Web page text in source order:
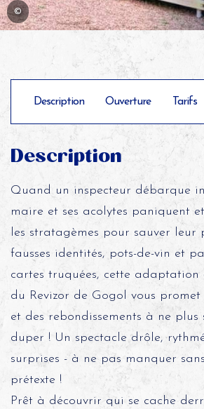
©
Description Ouverture Tarifs
Description
Quand un inspecteur débarque
maire et ses acolytes paniquent
les stratagèmes pour sauver leur
fausses identités, pots-de-vin et
cartes truquées, cette
du Revizor de Gogol vous promet
et des rebondissements à ne plus
duper ! Un spectacle drôle,
surprises - à ne pas manquer
prétexte !
Prêt à découvrir qui se cache